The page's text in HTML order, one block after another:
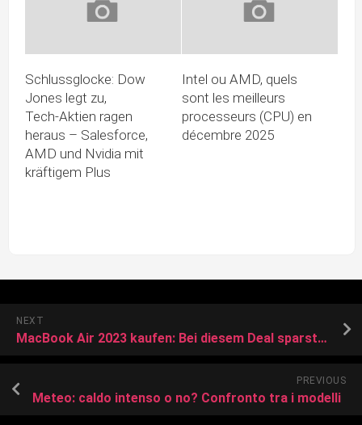
Schlussglocke: Dow
Jones legt zu,
Tech‑Aktien ragen
heraus – Salesforce,
AMD und Nvidia mit
kräftigem Plus
Intel ou AMD, quels
sont les meilleurs
processeurs (CPU) en
décembre 2025
NEXT
MacBook Air 2023 kaufen: Bei diesem Deal sparst du mehr als 250 Euro!
PREVIOUS
Meteo: caldo intenso o no? Confronto tra i modelli